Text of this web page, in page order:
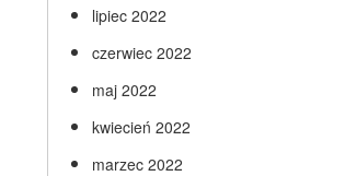
lipiec 2022
czerwiec 2022
maj 2022
kwiecień 2022
marzec 2022